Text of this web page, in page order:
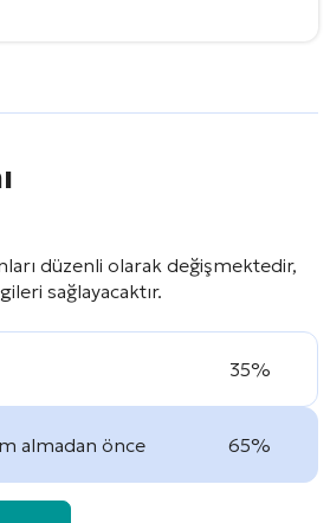
düzenli olarak değişmektedir,
sağlayacaktır.
35%
almadan önce 65%